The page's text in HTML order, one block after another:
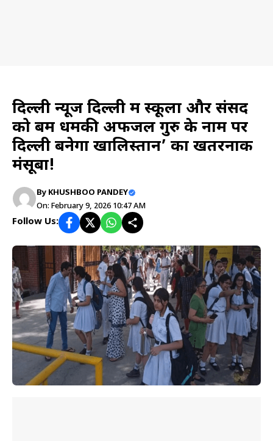
दिल्ली न्यूज दिल्ली में स्कूलों और संसद
को बम धमकी अफजल गुरु के नाम पर
दिल्ली बनेगा खालिस्तान’ का खतरनाक
मंसूबा!
By KHUSHBOO PANDEY
On: February 9, 2026 10:47 AM
Follow Us: